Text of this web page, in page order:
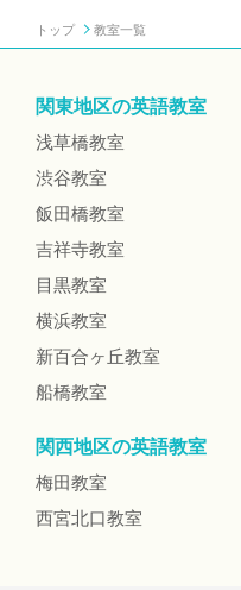
トップ 教室一覧
関東地区の英語教室
浅草橋教室
渋谷教室
飯田橋教室
吉祥寺教室
目黒教室
横浜教室
新百合ヶ丘教室
船橋教室
関西地区の英語教室
梅田教室
西宮北口教室